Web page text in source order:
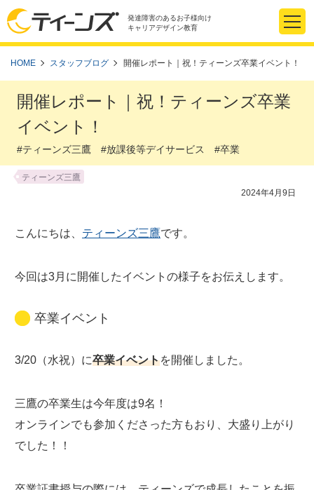
発達障害のあるお子様向け
キャリアデザイン教育
HOME スタッフブログ 開催レポート｜祝！ティーンズ卒業イベント！
開催レポート｜祝！ティーンズ卒業
イベント！
#ティーンズ三鷹 #放課後等デイサービス #卒業
ティーンズ三鷹
2024年4月9日
こんにちは、 ティーンズ三鷹です。
今回は3月に開催したイベントの様子をお伝えします。
卒業イベント
3/20（水祝）に卒業イベントを開催しました。
三鷹の卒業生は今年度は9名！
オンラインでも参加くださった方もおり、大盛り上がり
でした！！